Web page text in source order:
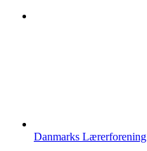
Danmarks Lærerforening